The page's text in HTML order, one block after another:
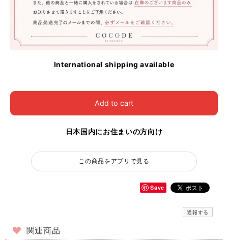
International shipping available
Add to cart
日本国内にお住まいの方向け
この商品をアプリで見る
Save
通報する
関連商品